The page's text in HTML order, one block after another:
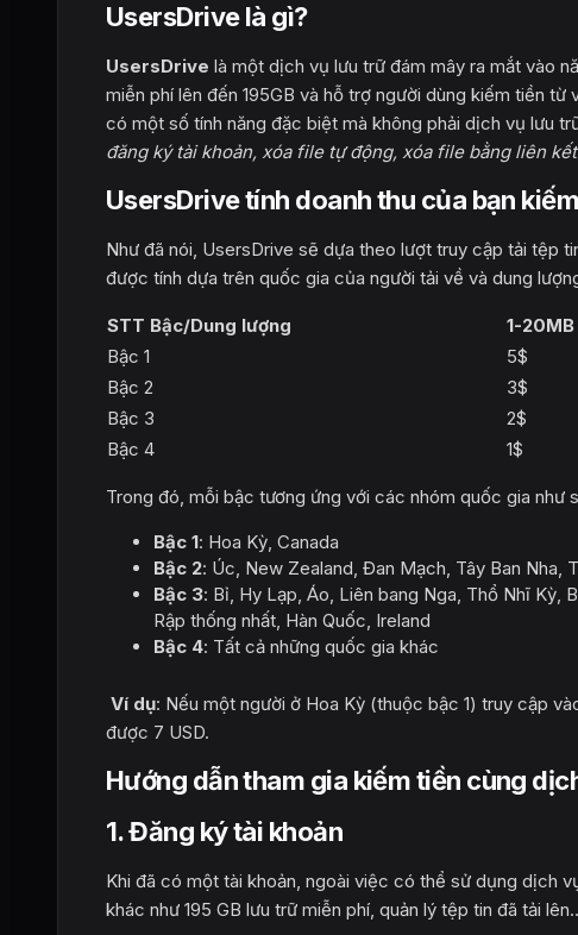
UsersDrive là gì?
UsersDrive là một dịch vụ lưu trữ đám mây ra mắt vào
miễn phí lên đến 195GB và hỗ trợ người dùng kiếm tiền
có một số tính năng đặc biệt mà không phải dịch vụ lưu
đăng ký tài khoản, xóa file tự động, xóa file bằng liên
UsersDrive tính doanh thu của bạn
Như đã nói, UsersDrive sẽ dựa theo lượt truy cập tải tệp
được tính dựa trên quốc gia của người tải về và
STT Bậc/Dung lượng 1-20MB
Bậc 1
5$
Bậc 2
3$
Bậc 3
2$
Bậc 4
1$
Trong đó, mỗi bậc tương ứng với các nhóm quốc gia như
Bậc 1: Hoa Kỳ, Canada
Bậc 2: Úc, New Zealand, Đan Mạch, Tây Ban Nha,
Bậc 3: Bỉ, Hy Lạp, Áo, Liên bang Nga, Thổ Nhĩ Kỳ,
Rập thống nhất, Hàn Quốc, Ireland
Bậc 4: Tất cả những quốc gia khác
Ví dụ: Nếu một người ở Hoa Kỳ (thuộc bậc 1) truy cập
được 7 USD.
Hướng dẫn tham gia kiếm tiền cùng
1. Đăng ký tài khoản
Khi đã có một tài khoản, ngoài việc có thể sử dụng dịch
khác như 195 GB lưu trữ miễn phí, quản lý tệp tin đã tải